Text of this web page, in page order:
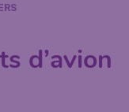
d’avion